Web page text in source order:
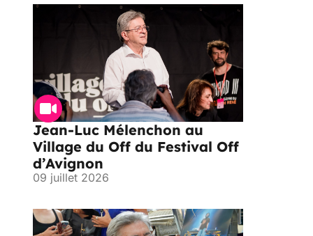
Jean-Luc Mélenchon au
Village du Off du Festival Off
d’Avignon
09 juillet 2026